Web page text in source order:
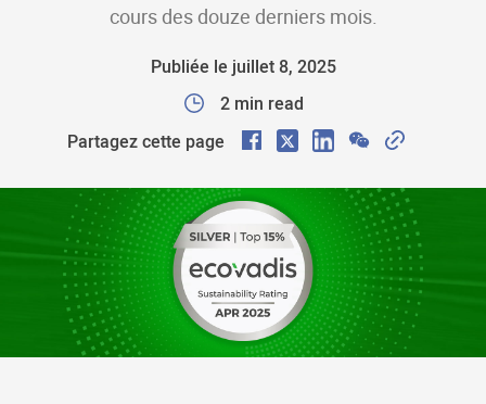
cours des douze derniers mois.
Publiée le juillet 8, 2025
2 min read
Partagez cette page
F
a
c
e
b
o
o
X L
i
n
k
e
d
I
W
e
C
h
a
t
C
o
p
y
L
i
n